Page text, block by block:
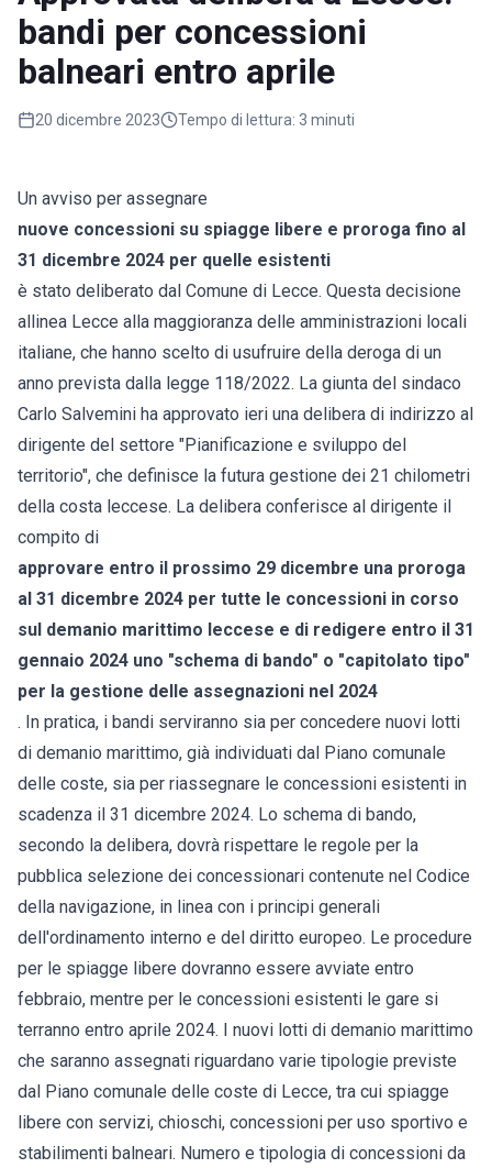
bandi per concessioni
balneari entro aprile
20 dicembre 2023 Tempo di lettura: 3 minuti
Un avviso per assegnare
nuove concessioni su spiagge libere e proroga fino al
31 dicembre 2024 per quelle esistenti
è stato deliberato dal Comune di Lecce. Questa decisione
allinea Lecce alla maggioranza delle amministrazioni locali
italiane, che hanno scelto di usufruire della deroga di un
anno prevista dalla legge 118/2022. La giunta del sindaco
Carlo Salvemini ha approvato ieri una delibera di indirizzo al
dirigente del settore "Pianificazione e sviluppo del
territorio", che definisce la futura gestione dei 21 chilometri
della costa leccese. La delibera conferisce al dirigente il
compito di
approvare entro il prossimo 29 dicembre una proroga
al 31 dicembre 2024 per tutte le concessioni in corso
sul demanio marittimo leccese e di redigere entro il 31
gennaio 2024 uno "schema di bando" o "capitolato tipo"
per la gestione delle assegnazioni nel 2024
. In pratica, i bandi serviranno sia per concedere nuovi lotti
di demanio marittimo, già individuati dal Piano comunale
delle coste, sia per riassegnare le concessioni esistenti in
scadenza il 31 dicembre 2024. Lo schema di bando,
secondo la delibera, dovrà rispettare le regole per la
pubblica selezione dei concessionari contenute nel Codice
della navigazione, in linea con i principi generali
dell'ordinamento interno e del diritto europeo. Le procedure
per le spiagge libere dovranno essere avviate entro
febbraio, mentre per le concessioni esistenti le gare si
terranno entro aprile 2024. I nuovi lotti di demanio marittimo
che saranno assegnati riguardano varie tipologie previste
dal Piano comunale delle coste di Lecce, tra cui spiagge
libere con servizi, chioschi, concessioni per uso sportivo e
stabilimenti balneari. Numero e tipologia di concessioni da